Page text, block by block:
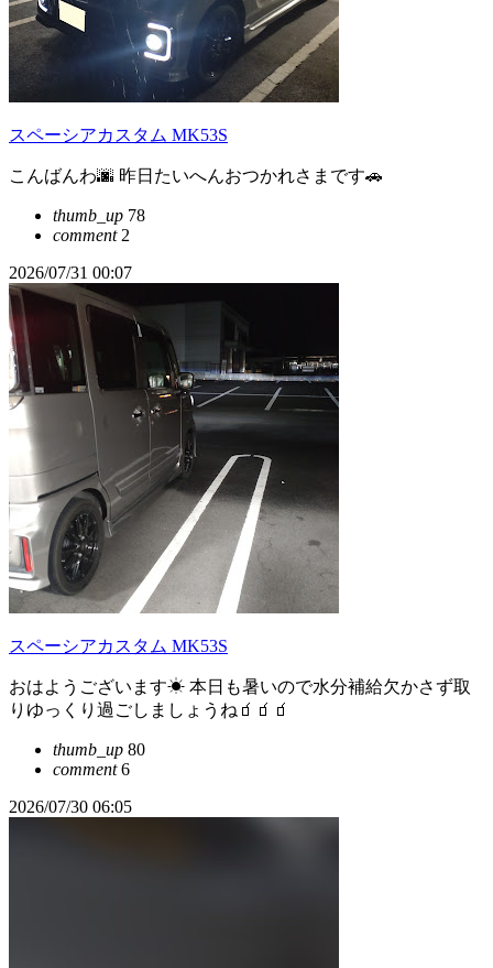
スペーシアカスタム MK53S
こんばんわ🌆 昨日たいへんおつかれさまです🚗
thumb_up 78
comment2
2026/07/31 00:07
スペーシアカスタム MK53S
おはようございます☀ 本日も暑いので水分補給欠かさず取
りゆっくり過ごしましょうね🧃🧃🧃
thumb_up 80
comment6
2026/07/30 06:05